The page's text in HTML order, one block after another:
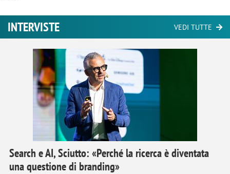
INTERVISTE VEDI TUTTE
Search e AI, Sciutto: «Perché la ricerca è diventata
una questione di branding»